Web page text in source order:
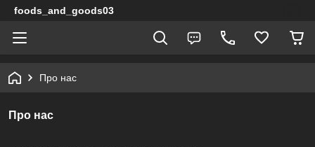
foods_and_goods03
Про нас
Про нас